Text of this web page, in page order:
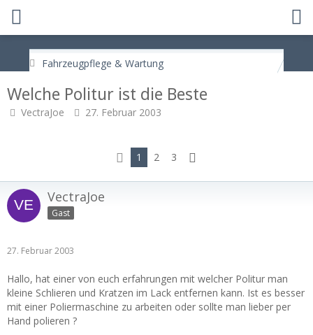
Fahrzeugpflege & Wartung
Welche Politur ist die Beste
VectraJoe 27. Februar 2003
1 2 3
VectraJoe
Gast
27. Februar 2003
Hallo, hat einer von euch erfahrungen mit welcher Politur man
kleine Schlieren und Kratzen im Lack entfernen kann. Ist es besser
mit einer Poliermaschine zu arbeiten oder sollte man lieber per
Hand polieren ?